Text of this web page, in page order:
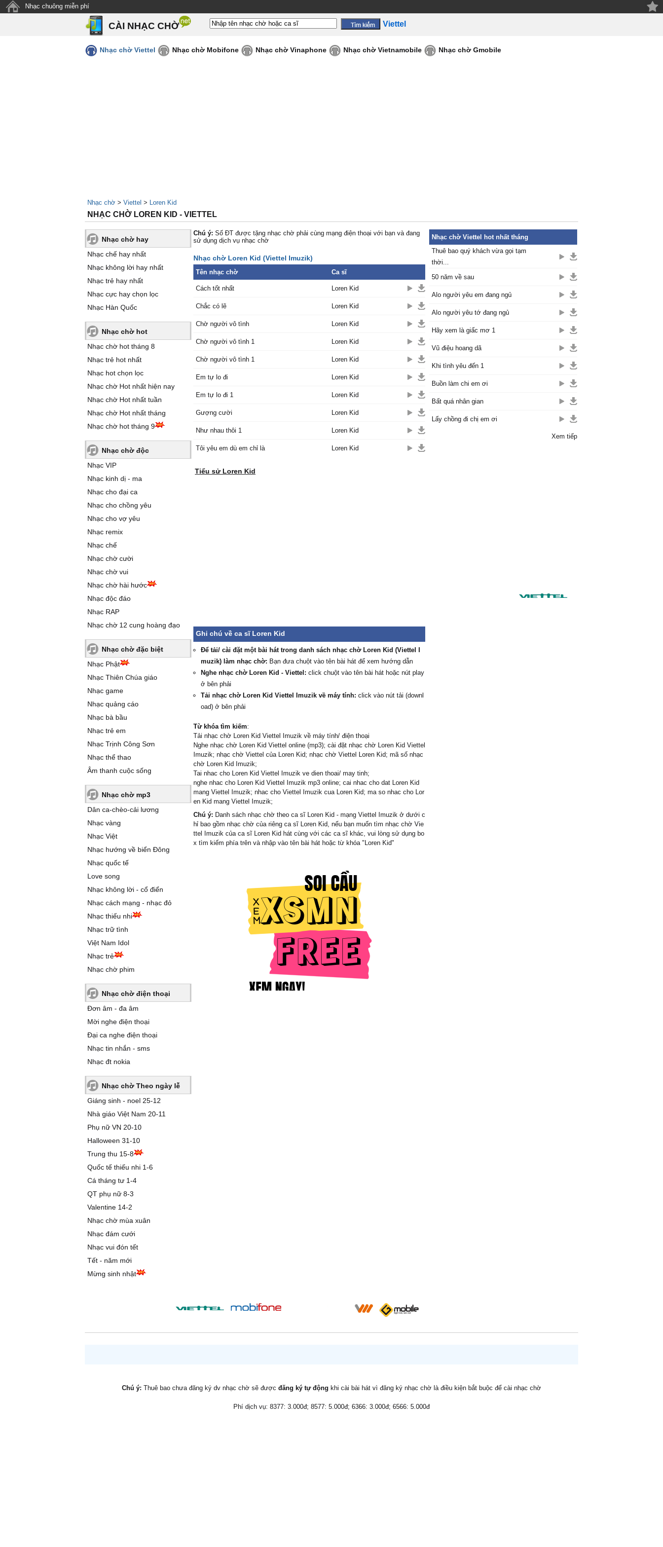
Nhạc chuông miễn phí
CÀI NHẠC CHỜ Viettel
Nhạc chờ Viettel Nhạc chờ Mobifone Nhạc chờ Vinaphone Nhạc chờ Vietnamobile Nhạc chờ Gmobile
Nhạc chờ > Viettel > Loren Kid
NHẠC CHỜ LOREN KID - VIETTEL
Nhạc chờ hay
Nhạc chế hay nhất
Nhạc không lời hay nhất
Nhạc trẻ hay nhất
Nhạc cực hay chọn lọc
Nhạc Hàn Quốc
Nhạc chờ hot
Nhạc chờ hot tháng 8
Nhạc trẻ hot nhất
Nhạc hot chọn lọc
Nhạc chờ Hot nhất hiện nay
Nhạc chờ Hot nhất tuần
Nhạc chờ Hot nhất tháng
Nhạc chờ hot tháng 9
Nhạc chờ độc
Nhạc VIP
Nhạc kinh dị - ma
Nhạc cho đại ca
Nhạc cho chồng yêu
Nhạc cho vợ yêu
Nhạc remix
Nhạc chế
Nhạc chờ cười
Nhạc chờ vui
Nhạc chờ hài hước
Nhạc độc đáo
Nhạc RAP
Nhạc chờ 12 cung hoàng đạo
Nhạc chờ đặc biệt
Nhạc Phật
Nhạc Thiên Chúa giáo
Nhạc game
Nhạc quảng cáo
Nhạc bà bầu
Nhạc trẻ em
Nhạc Trịnh Công Sơn
Nhạc thể thao
Âm thanh cuộc sống
Nhạc chờ mp3
Dân ca-chèo-cải lương
Nhạc vàng
Nhạc Việt
Nhạc hướng về biển Đông
Nhạc quốc tế
Love song
Nhạc không lời - cổ điển
Nhạc cách mạng - nhạc đỏ
Nhạc thiếu nhi
Nhạc trữ tình
Việt Nam Idol
Nhạc trẻ
Nhạc chờ phim
Nhạc chờ điện thoại
Đơn âm - đa âm
Mời nghe điện thoại
Đại ca nghe điện thoại
Nhạc tin nhắn - sms
Nhạc đt nokia
Nhạc chờ Theo ngày lễ
Giáng sinh - noel 25-12
Nhà giáo Việt Nam 20-11
Phụ nữ VN 20-10
Halloween 31-10
Trung thu 15-8
Quốc tế thiếu nhi 1-6
Cá tháng tư 1-4
QT phụ nữ 8-3
Valentine 14-2
Nhạc chờ mùa xuân
Nhạc đám cưới
Nhạc vui đón tết
Tết - năm mới
Mừng sinh nhật
Chú ý: Số ĐT được tặng nhạc chờ phải cùng mạng điện thoại với bạn và đang
sử dụng dịch vụ nhạc chờ
Nhạc chờ Loren Kid (Viettel Imuzik)
Tên nhạc chờ Ca sĩ
Cách tốt nhất Loren Kid
Chắc có lẽ Loren Kid
Chờ người vô tình Loren Kid
Chờ người vô tình 1 Loren Kid
Chờ người vô tình 1 Loren Kid
Em tự lo đi Loren Kid
Em tự lo đi 1 Loren Kid
Gượng cười Loren Kid
Như nhau thôi 1 Loren Kid
Tôi yêu em dù em chỉ là Loren Kid
Tiểu sử Loren Kid
Ghi chú về ca sĩ Loren Kid
Để tải/ cài đặt một bài hát trong danh sách nhạc chờ Loren Kid (Viettel I
muzik) làm nhạc chờ: Bạn đưa chuột vào tên bài hát để xem hướng dẫn
Nghe nhạc chờ Loren Kid - Viettel: click chuột vào tên bài hát hoặc nút play
ở bên phải
Tải nhạc chờ Loren Kid Viettel Imuzik về máy tính: click vào nút tải (downl
oad) ở bên phải
Từ khóa tìm kiếm:
Tải nhạc chờ Loren Kid Viettel Imuzik về máy tính/ điện thoại
Nghe nhạc chờ Loren Kid Viettel online (mp3); cài đặt nhạc chờ Loren Kid Viettel
Imuzik; nhạc chờ Viettel của Loren Kid; nhạc chờ Viettel Loren Kid; mã số nhạc
chờ Loren Kid Imuzik;
Tai nhac cho Loren Kid Viettel Imuzik ve dien thoai/ may tinh;
nghe nhac cho Loren Kid Viettel Imuzik mp3 online; cai nhac cho dat Loren Kid
mang Viettel Imuzik; nhac cho Viettel Imuzik cua Loren Kid; ma so nhac cho Lor
en Kid mang Viettel Imuzik;
Chú ý: Danh sách nhạc chờ theo ca sĩ Loren Kid - mạng Viettel Imuzik ở dưới c
hỉ bao gồm nhạc chờ của riêng ca sĩ Loren Kid, nếu bạn muốn tìm nhạc chờ Vie
ttel Imuzik của ca sĩ Loren Kid hát cùng với các ca sĩ khác, vui lòng sử dụng bo
x tìm kiếm phía trên và nhập vào tên bài hát hoặc từ khóa "Loren Kid"
Nhạc chờ Viettel hot nhất tháng
Thuê bao quý khách vừa gọi tạm
thời...
50 năm về sau
Alo người yêu em đang ngủ
Alo người yêu tớ đang ngủ
Hãy xem là giấc mơ 1
Vũ điệu hoang dã
Khi tình yêu đến 1
Buồn làm chi em ơi
Bất quá nhân gian
Lấy chồng đi chị em ơi
Xem tiếp
Chú ý: Thuê bao chưa đăng ký dv nhạc chờ sẽ được đăng ký tự động khi cài bài hát vì đăng ký nhạc chờ là điều kiện bắt buộc để cài nhạc chờ
Phí dịch vụ: 8377: 3.000đ; 8577: 5.000đ; 6366: 3.000đ; 6566: 5.000đ